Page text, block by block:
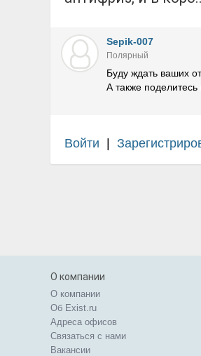
Sepik-007
Полярный
Буду ждать ваших
А также
Войти
О компании
О компании
Об Exist.ru
Адреса офисов
Связаться с нами
Вакансии